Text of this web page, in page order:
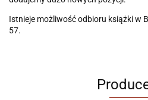
Istnieje możliwość odbioru książki w
57.